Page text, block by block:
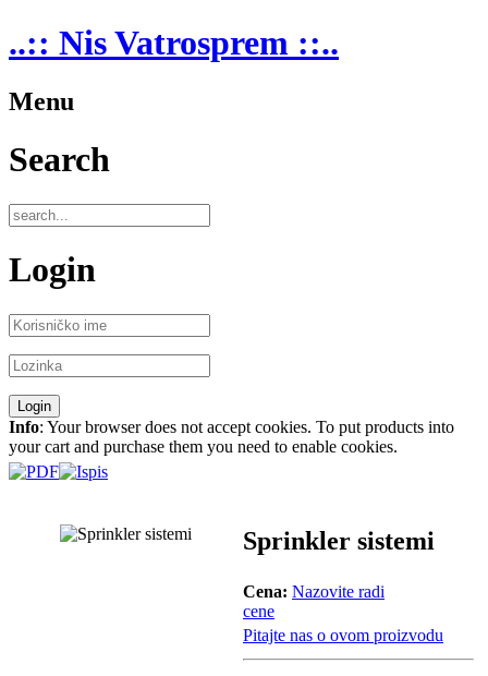
..:: Nis Vatrosprem ::..
Menu
Search
Login
Info: Your browser does not accept cookies. To put products into
your cart and purchase them you need to enable cookies.
Sprinkler sistemi
Cena: Nazovite radi
cene
Pitajte nas o ovom proizvodu